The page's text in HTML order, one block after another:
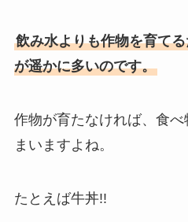
飲み水よりも作物を育て
が遥かに多いのです。
作物が育たなければ、食
まいますよね。
たとえば牛丼!!